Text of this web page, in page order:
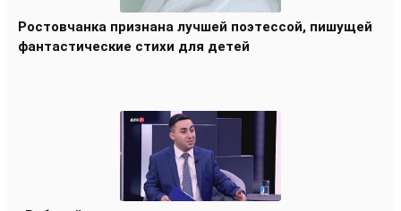
Ростовчанка признана лучшей поэтессой, пишущей
фантастические стихи для детей